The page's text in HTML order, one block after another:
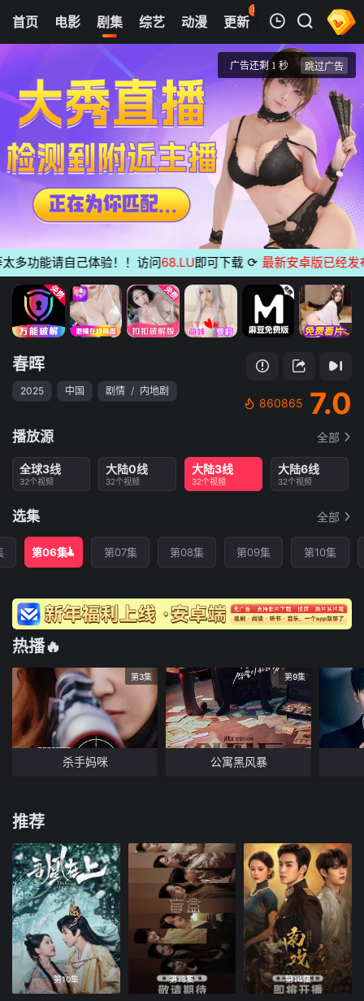
首页 电影 剧集 综艺 动漫 更新
89
热榜 APP
我的观影记录
第06集
春晖
清空
能请自己体验！！访问 68.LU即可下载 ⟳ 最新安卓版已经发布无
春晖
2025 中国 剧情 / 内地剧
860865 7.0
播放源 全部
全球3线
32个视频
大陆0线
32个视频
大陆3线
32个视频
大陆6线
32个视频
选集 全部
第06集 第07集 第08集 第09集 第10集
热播🔥
第3集
杀手妈咪
第9集
公寓黑风暴
推荐
第10集 第13集 第14集